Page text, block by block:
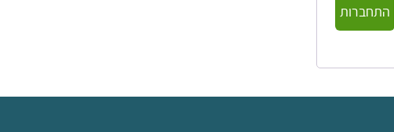
התחברות